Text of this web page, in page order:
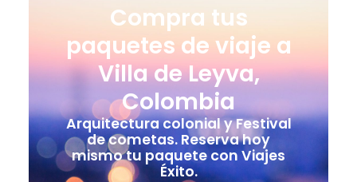
Compra tus
paquetes de viaje a
Villa de Leyva,
Colombia
Arquitectura colonial y Festival
de cometas. Reserva hoy
mismo tu paquete con Viajes
Éxito.